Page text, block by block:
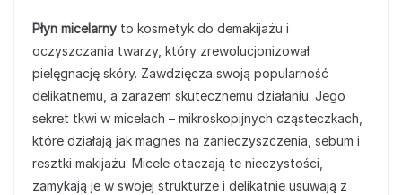
Płyn micelarny to kosmetyk do demakijażu i
oczyszczania twarzy, który zrewolucjonizował
pielęgnację skóry. Zawdzięcza swoją popularność
delikatnemu, a zarazem skutecznemu działaniu. Jego
sekret tkwi w micelach – mikroskopijnych cząsteczkach,
które działają jak magnes na zanieczyszczenia, sebum i
resztki makijażu. Micele otaczają te nieczystości,
zamykają je w swojej strukturze i delikatnie usuwają z